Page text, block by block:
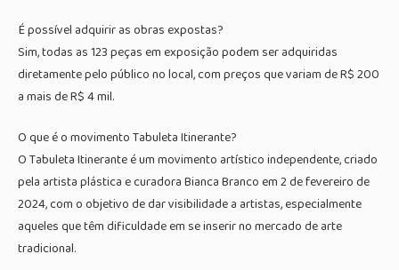
É possível adquirir as obras expostas?
Sim, todas as 123 peças em exposição podem ser adquiridas
diretamente pelo público no local, com preços que variam de R$ 200
a mais de R$ 4 mil.
O que é o movimento Tabuleta Itinerante?
O Tabuleta Itinerante é um movimento artístico independente, criado
pela artista plástica e curadora Bianca Branco em 2 de fevereiro de
2024, com o objetivo de dar visibilidade a artistas, especialmente
aqueles que têm dificuldade em se inserir no mercado de arte
tradicional.